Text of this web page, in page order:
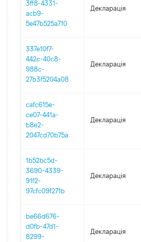
3ff8-4331-
acb9-
5e47b525a710
Декларація
337e10f7-
442c-40c8-
988c-
27b3f5204a08
Декларація
cafc615e-
ce07-441a-
b8e2-
2047cd70b75a
Декларація
1b52bc5d-
3690-4339-
91f2-
97cfc09f271b
Декларація
be66d676-
d0fb-47d1-
8299-
Декларація